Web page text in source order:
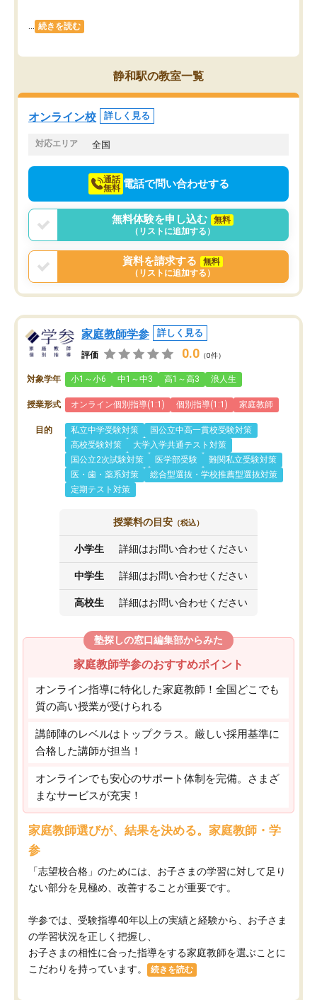
... 続きを読む
静和駅の教室一覧
オンライン校 詳しく見る
対応エリア 全国
通話
無料 電話で問い合わせする
無料体験を申し込む
無料
（リストに追加する）
資料を請求する
無料
（リストに追加する）
家庭教師学参 詳しく見る
評価 0.0 （0件）
対象学年 小1～小6 中1～中3 高1～高3 浪人生
授業形式 オンライン個別指導(1:1) 個別指導(1:1) 家庭教師
目的 私立中学受験対策
国公立中高一貫校受験対策
高校受験対策
大学入学共通テスト対策
国公立2次試験対策
医学部受験
難関私立受験対策
医・歯・薬系対策
総合型選抜・学校推薦型選抜対策
定期テスト対策
授業料の目安 （税込）
小学生 詳細はお問い合わせください
中学生 詳細はお問い合わせください
高校生 詳細はお問い合わせください
塾探しの窓口編集部からみた
家庭教師学参のおすすめポイント
オンライン指導に特化した家庭教師！全国どこでも
質の高い授業が受けられる
講師陣のレベルはトップクラス。厳しい採用基準に
合格した講師が担当！
オンラインでも安心のサポート体制を完備。さまざ
まなサービスが充実！
家庭教師選びが、結果を決める。家庭教師・学
参
「志望校合格」のためには、お子さまの学習に対して足り
ない部分を見極め、改善することが重要です。
学参では、受験指導40年以上の実績と経験から、お子さま
の学習状況を正しく把握し、
お子さまの相性に合った指導をする家庭教師を選ぶことに
こだわりを持っています。
続きを読む